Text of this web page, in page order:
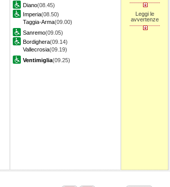
Diano(08.45)
Imperia(08.50)
Taggia-Arma(09.00)
Sanremo(09.05)
Bordighera(09.14)
Vallecrosia(09.19)
Ventimiglia(09.25)
Leggi le
avvertenze